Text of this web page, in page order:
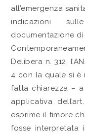
all’emergenza
indicazioni
documentazione di
Delibera n. 312,
4 con la quale si è
fatta chiarezza –
applicativa
esprime il timore
fosse interpretata